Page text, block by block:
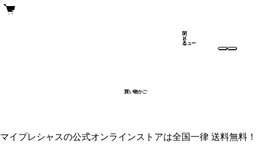
買い物かご
メ
ニュー
閉
じ
る
マイプレシャスの公式オンラインストアは全国一律 送料無料！